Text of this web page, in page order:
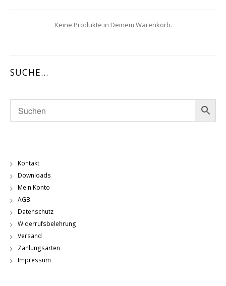
Keine Produkte in Deinem Warenkorb.
SUCHE…
Kontakt
Downloads
Mein Konto
AGB
Datenschutz
Widerrufsbelehrung
Versand
Zahlungsarten
Impressum